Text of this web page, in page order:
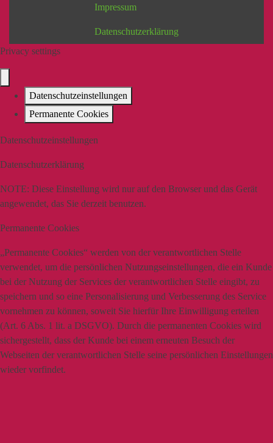
Impressum
Datenschutzerklärung
Privacy settings
Datenschutzeinstellungen
Permanente Cookies
Datenschutzeinstellungen
Datenschutzerklärung
NOTE: Diese Einstellung wird nur auf den Browser und das Gerät
angewendet, das Sie derzeit benutzen.
Permanente Cookies
„Permanente Cookies“ werden von der verantwortlichen Stelle
verwendet, um die persönlichen Nutzungseinstellungen, die ein Kunde
bei der Nutzung der Services der verantwortlichen Stelle eingibt, zu
speichern und so eine Personalisierung und Verbesserung des Service
vornehmen zu können, soweit Sie hierfür Ihre Einwilligung erteilen
(Art. 6 Abs. 1 lit. a DSGVO). Durch die permanenten Cookies wird
sichergestellt, dass der Kunde bei einem erneuten Besuch der
Webseiten der verantwortlichen Stelle seine persönlichen Einstellungen
wieder vorfindet.